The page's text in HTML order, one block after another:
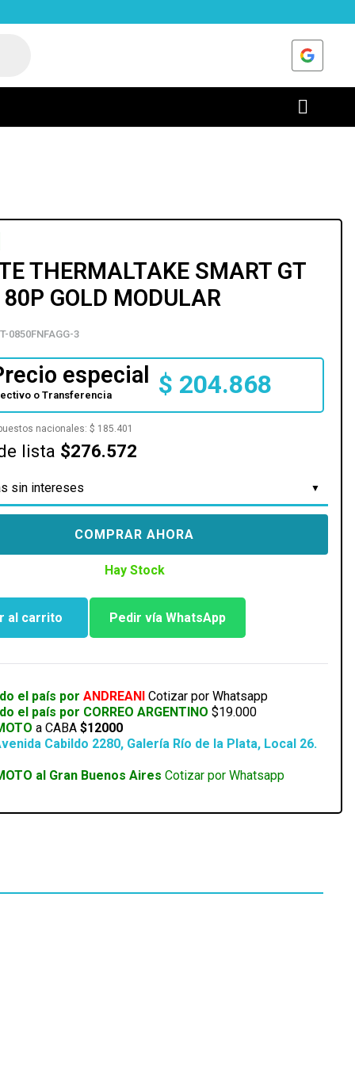
THERMALTAKE SMART GT
GOLD MODULAR
0850FNFAGG-3
especial
o Transferencia $ 204.868
nacionales: $ 185.401
lista $276.572
sin intereses
COMPRAR AHORA
Hay Stock
al carrito Pedir vía WhatsApp
el país por ANDREANICotizar por Whatsapp
el país por CORREO ARGENTINO $19.000
a CABA $12000
Cabildo 2280, Galería Río de la Plata, Local 26.
al Gran Buenos Aires Cotizar por Whatsapp